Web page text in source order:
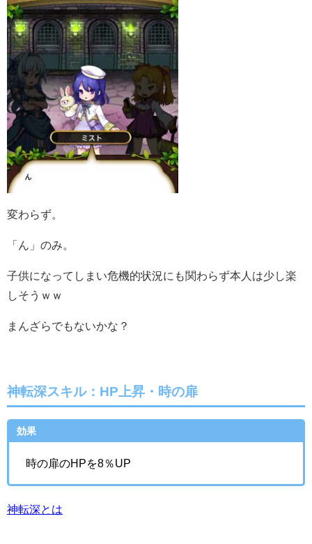
変わらず。
「ん」のみ。
子供になってしまい危機的状況にも関わらず本人は少し楽
しそうｗｗ
まんざらでもないかな？
神転深スキル：HP上昇・時の扉
効果
時の扉のHPを8％UP
神転深とは